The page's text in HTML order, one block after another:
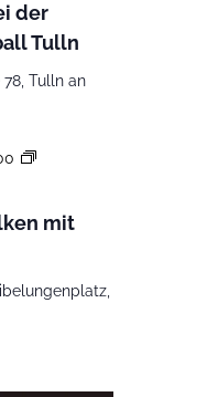
der
Tulln
Tulln an
mit
Tullner
Walken
und
Gabi